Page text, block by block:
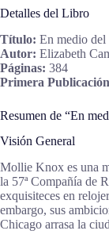
Detalles del Libro
Título: En medio
Autor: Elizabeth
Páginas: 384
Primera
Resumen de “En
Visión General
Mollie Knox es una
la 57ª Compañía de
exquisiteces en
embargo, sus
Chicago arrasa la